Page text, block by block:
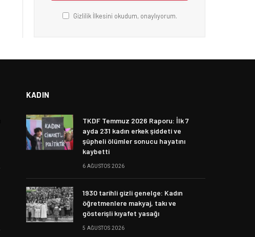
Gizlilik İlkesini okudum, onaylıyorum.
KADIN
TKDF Temmuz 2026 Raporu: İlk 7
ayda 231 kadın erkek şiddeti ve
şüpheli ölümler sonucu hayatını
kaybetti
6 AĞUSTOS 2026
1930 tarihli gizli genelge: Kadın
öğretmenlere makyaj, takı ve
gösterişli kıyafet yasağı
5 AĞUSTOS 2026